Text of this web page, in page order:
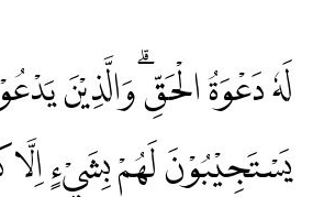
لَهٗ دَعْوَةُ الْحَقِّۗ وَالَّذِيْنَ
يَسْتَجِيْبُوْنَ لَهُمْ بِشَيْءٍ